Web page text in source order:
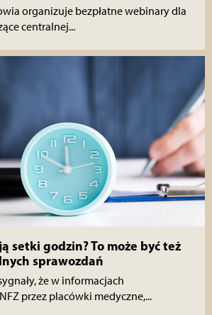
organizuje bezpłatne webinary dla
centralnej...
setki godzin? To może być też
sprawozdań
że w informacjach
przez placówki medyczne,...